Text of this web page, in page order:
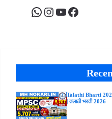
WhatsApp
Instagram
YouTube
Facebook
Talathi Bharti
| तलाठी भरती 2026